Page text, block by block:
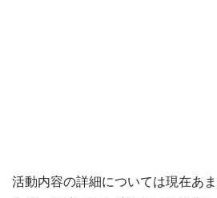
活動内容の詳細については現在あ